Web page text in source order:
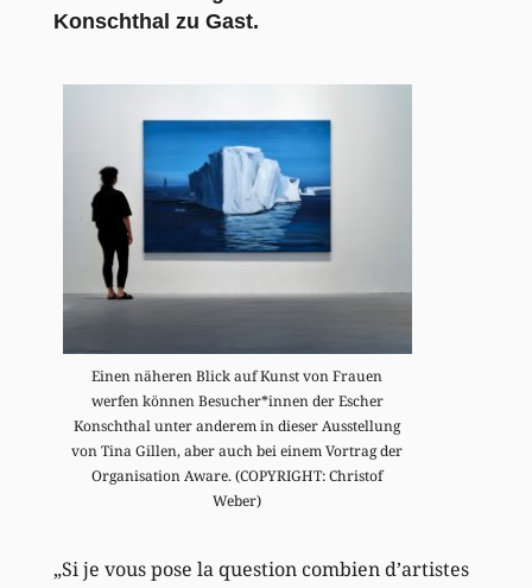
Konschthal zu Gast.
Einen näheren Blick auf Kunst von Frauen
werfen können Besucher*innen der Escher
Konschthal unter anderem in dieser Ausstellung
von Tina Gillen, aber auch bei einem Vortrag der
Organisation Aware. (COPYRIGHT: Christof
Weber)
„Si je vous pose la question combien dʼartistes